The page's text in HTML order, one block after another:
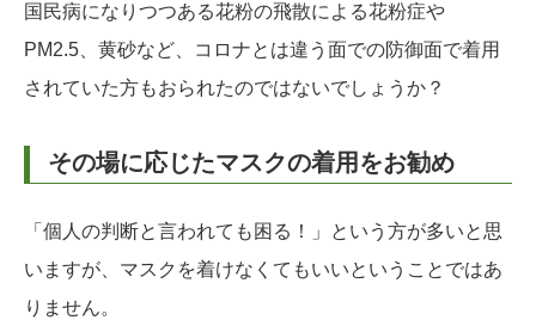
国民病になりつつある花粉の飛散による花粉症や
PM2.5、黄砂など、コロナとは違う面での防御面で着用
されていた方もおられたのではないでしょうか？
その場に応じたマスクの着用をお勧め
「個人の判断と言われても困る！」という方が多いと思
いますが、マスクを着けなくてもいいということではあ
りません。